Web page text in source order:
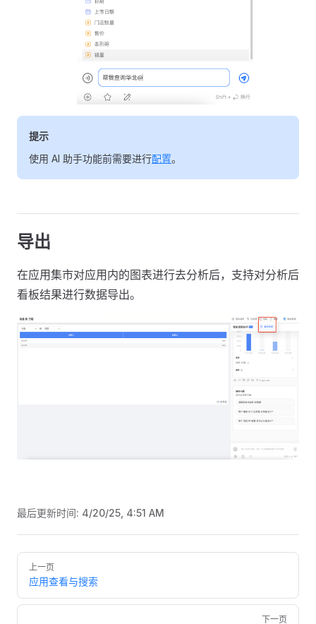
提示
使用 AI 助手功能前需要进行配置。
导出
在应用集市对应用内的图表进行去分析后，支持对分析后
看板结果进行数据导出。
最后更新时间: 4/20/25, 4:51 AM
Pager
上一页
应用查看与搜索
下一页